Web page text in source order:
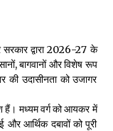
का तीखा हमला, मांगा
स्वतंत्रता दिवस समारोह, CM
द्वारा 2026-27 के
बागवानों और विशेष रूप
उदासीनता को उजागर
हैं। मध्यम वर्ग को आयकर में
और आर्थिक दबावों को पूरी